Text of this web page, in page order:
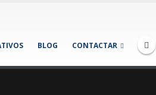
BLOG CONTACTAR